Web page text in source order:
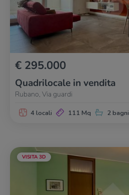
€ 295.000
Quadrilocale in vendita
Rubano, Via guardi
4 locali 111 Mq 2 bagni
VISITA 3D